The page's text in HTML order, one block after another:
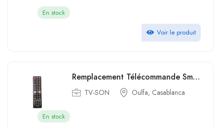
En stock
Voir le produit
Remplacement Télécommande Smart tv pour Samsung
TV-SON Oulfa, Casablanca
En stock